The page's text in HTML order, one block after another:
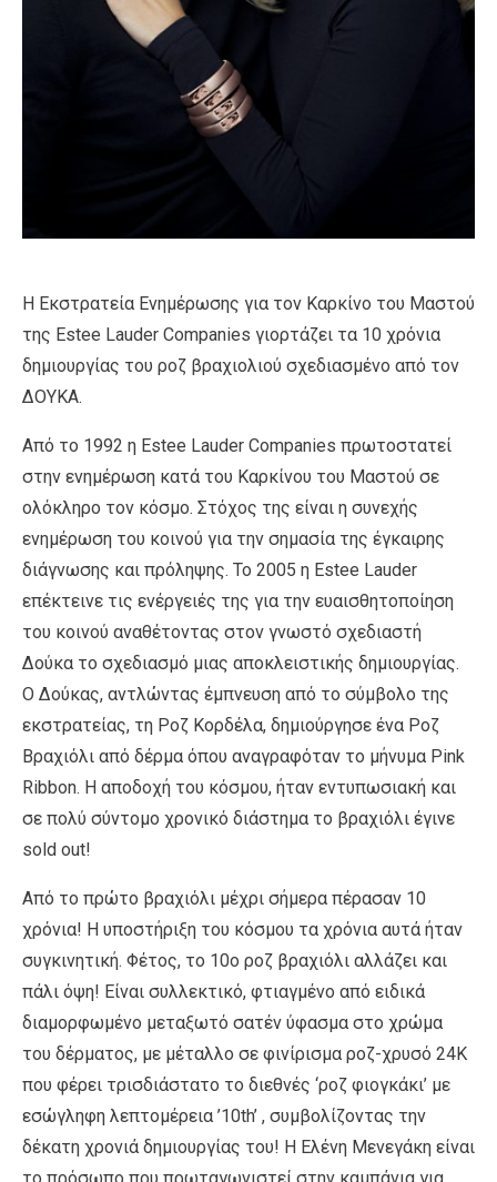
Η Εκστρατεία Ενημέρωσης για τον Καρκίνο του Μαστού
της Estee Lauder Companies γιορτάζει τα 10 χρόνια
δημιουργίας του ροζ βραχιολιού σχεδιασμένο από τον
ΔΟΥΚΑ.
Από το 1992 η Estee Lauder Companies πρωτοστατεί
στην ενημέρωση κατά του Καρκίνου του Μαστού σε
ολόκληρο τον κόσμο. Στόχος της είναι η συνεχής
ενημέρωση του κοινού για την σημασία της έγκαιρης
διάγνωσης και πρόληψης. Το 2005 η Estee Lauder
επέκτεινε τις ενέργειές της για την ευαισθητοποίηση
του κοινού αναθέτοντας στον γνωστό σχεδιαστή
Δούκα το σχεδιασμό μιας αποκλειστικής δημιουργίας.
Ο Δούκας, αντλώντας έμπνευση από το σύμβολο της
εκστρατείας, τη Ροζ Κορδέλα, δημιούργησε ένα Ροζ
Βραχιόλι από δέρμα όπου αναγραφόταν το μήνυμα Pink
Ribbon. Η αποδοχή του κόσμου, ήταν εντυπωσιακή και
σε πολύ σύντομο χρονικό διάστημα το βραχιόλι έγινε
sold out!
Από το πρώτο βραχιόλι μέχρι σήμερα πέρασαν 10
χρόνια! Η υποστήριξη του κόσμου τα χρόνια αυτά ήταν
συγκινητική. Φέτος, το 10ο ροζ βραχιόλι αλλάζει και
πάλι όψη! Είναι συλλεκτικό, φτιαγμένο από ειδικά
διαμορφωμένο μεταξωτό σατέν ύφασμα στο χρώμα
του δέρματος, με μέταλλο σε φινίρισμα ροζ-χρυσό 24Κ
που φέρει τρισδιάστατο το διεθνές ‘ροζ φιογκάκι’ με
εσώγληφη λεπτομέρεια ’10th’ , συμβολίζοντας την
δέκατη χρονιά δημιουργίας του! Η Ελένη Μενεγάκη είναι